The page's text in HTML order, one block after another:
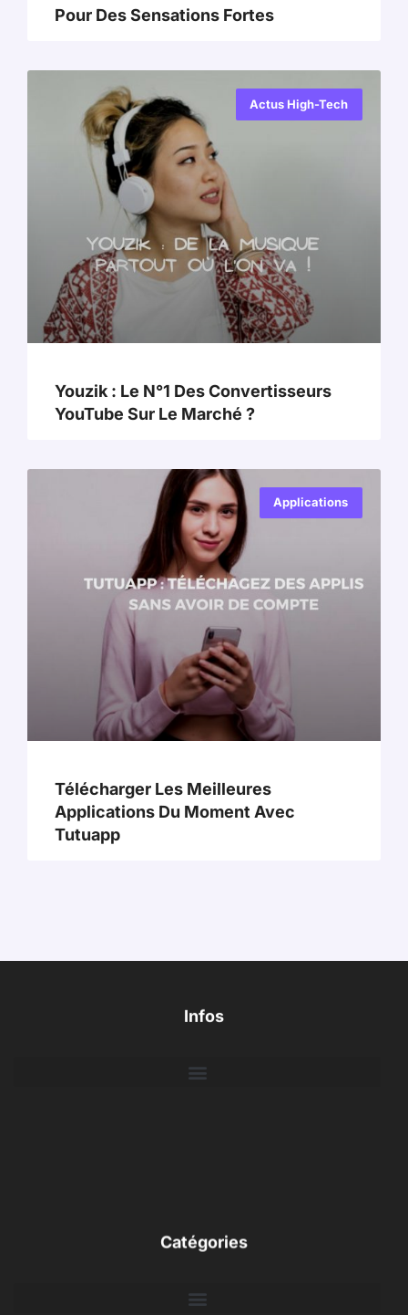
Pour Des Sensations Fortes
Actus High-Tech
Youzik : Le N°1 Des Convertisseurs
YouTube Sur Le Marché ?
Applications
Télécharger Les Meilleures
Applications Du Moment Avec
Tutuapp
Infos
Catégories